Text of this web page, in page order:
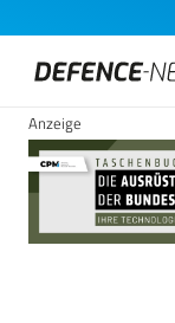
Anzeige